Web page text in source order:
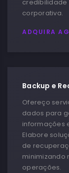
credibilidade
corporativa.
ADQUIRA
Backup e
Ofereço
dados para
informações
Elabore
de
minimizando
operações.